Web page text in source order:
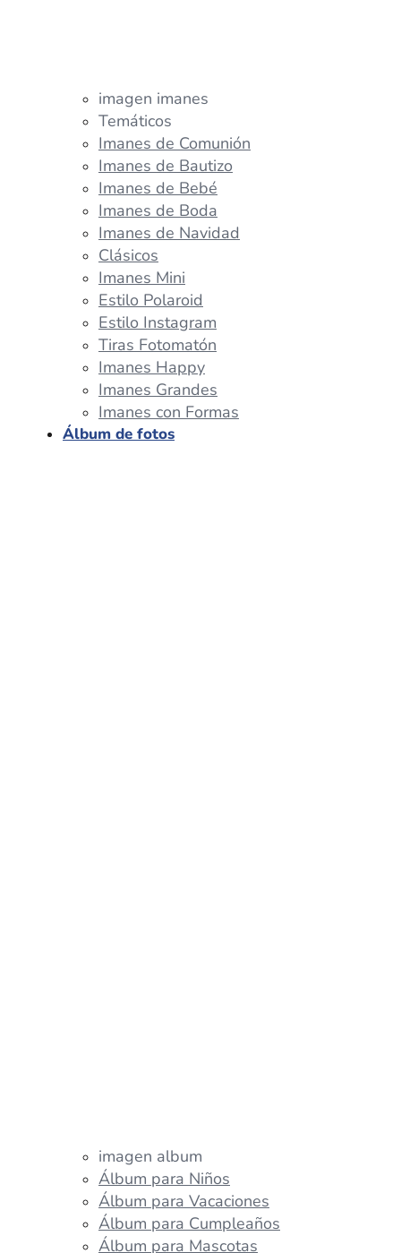
imagen imanes
Temáticos
Imanes de Comunión
Imanes de Bautizo
Imanes de Bebé
Imanes de Boda
Imanes de Navidad
Clásicos
Imanes Mini
Estilo Polaroid
Estilo Instagram
Tiras Fotomatón
Imanes Happy
Imanes Grandes
Imanes con Formas
Álbum de fotos
imagen album
Álbum para Niños
Álbum para Vacaciones
Álbum para Cumpleaños
Álbum para Mascotas